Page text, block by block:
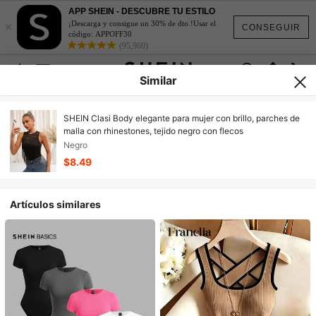
CONSEGUIR
×
APP SHEIN - DESCUBRE TU ESTILO
¡Descarga y consigue un 30% de dto.!Usar el
código: APPOFF30
(95,960)
Similar
SHEIN Clasi Body elegante para mujer con brillo, parches de
malla con rhinestones, tejido negro con flecos
Negro
$8.49
Artículos similares